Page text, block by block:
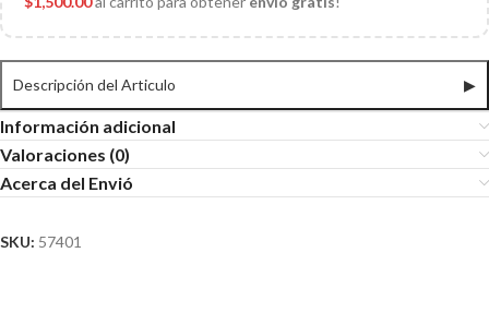
Descripción del Articulo ▶
Información adicional
Valoraciones (0)
Acerca del Envió
SKU: 57401